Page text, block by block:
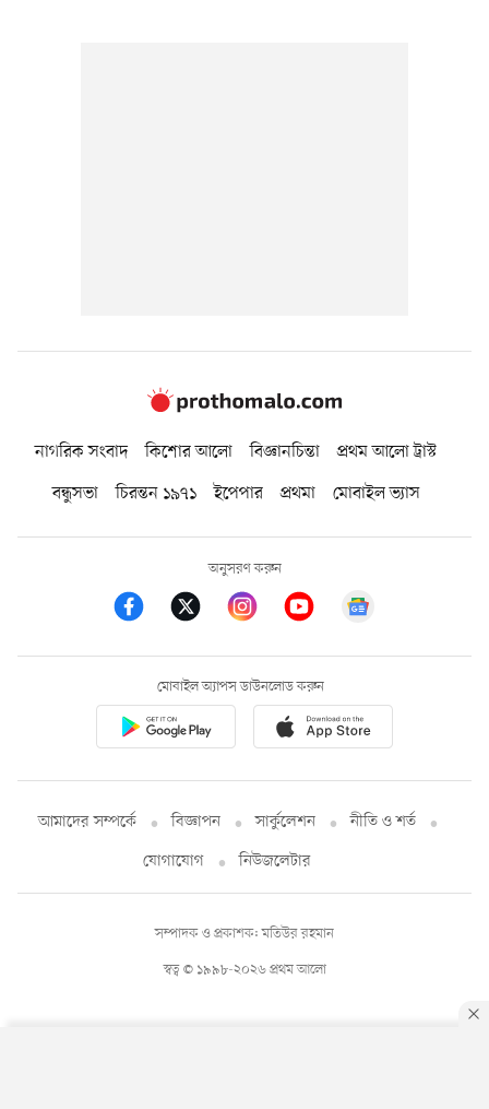
নাগরিক সংবাদ কিশোর আলো বিজ্ঞানচিন্তা
প্রথম আলো ট্রাস্ট
বন্ধুসভা
চিরন্তন ১৯৭১ ইপেপার প্রথমা মোবাইল ভ্যাস
অনুসরণ করুন
মোবাইল অ্যাপস ডাউনলোড করুন
আমাদের সম্পর্কে বিজ্ঞাপন সার্কুলেশন
নীতি ও শর্ত
যোগাযোগ
নিউজলেটার
স্বত্ব © ১৯৯৮-২০২৬ প্রথম আলো
সম্পাদক ও প্রকাশক: মতিউর রহমান